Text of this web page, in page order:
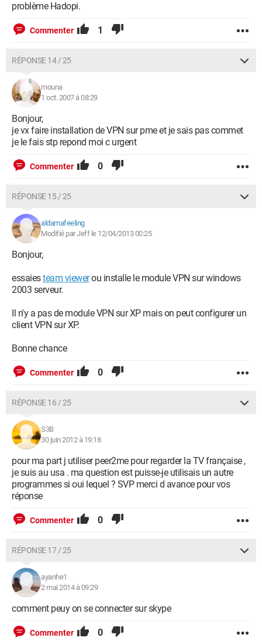
problème Hadopi.
Commenter 1
RÉPONSE 14 / 25
mouna
1 oct. 2007 à 08:29
Bonjour,
je vx faire installation de VPN sur pme et je sais pas commet
je le fais stp repond moi c urgent
Commenter 0
RÉPONSE 15 / 25
aldamafeeling
Modifié par Jeff le 12/04/2013 00:25
Bonjour,
essaiesteam viewerou installe le module VPN sur windows
2003 serveur.
Il n'y a pas de module VPN sur XP mais on peut configurer un
client VPN sur XP.
Bonne chance
Commenter 0
RÉPONSE 16 / 25
S3B
30 juin 2012 à 19:18
pour ma part j utiliser peer2me pour regarder la TV française ,
je suis au usa . ma question est puisse-je utilisais un autre
programmes si oui lequel ? SVP merci d avance pour vos
réponse
Commenter 0
RÉPONSE 17 / 25
ayanhe1
2 mai 2014 à 09:29
comment peuy on se connecter sur skype
Commenter 0